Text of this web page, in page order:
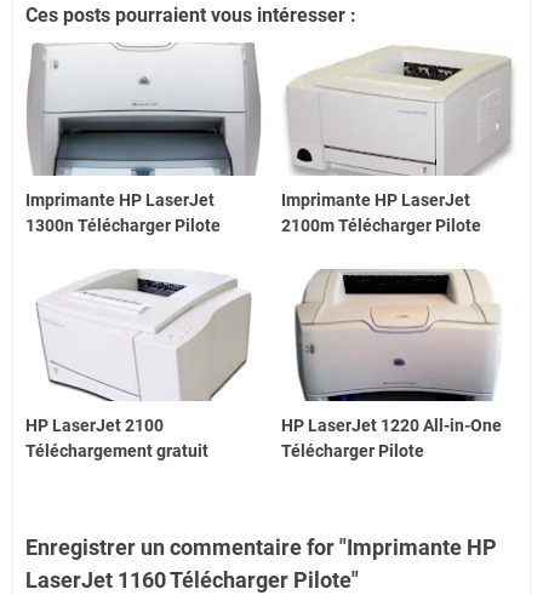
Ces posts pourraient vous intéresser :
Imprimante HP LaserJet
1300n Télécharger Pilote
Imprimante HP LaserJet
2100m Télécharger Pilote
HP LaserJet 2100
Téléchargement gratuit
HP LaserJet 1220 All-in-One
Télécharger Pilote
Enregistrer un commentaire for "Imprimante HP
LaserJet 1160 Télécharger Pilote"